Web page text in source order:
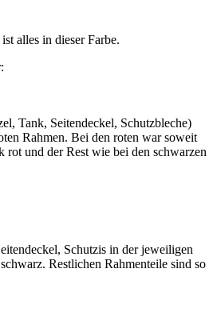
alles in dieser Farbe.
Tank, Seitendeckel, Schutzbleche)
Rahmen. Bei den roten war soweit
rot und der Rest wie bei den schwarzen
Schutzis in der jeweiligen
Restlichen Rahmenteile sind so